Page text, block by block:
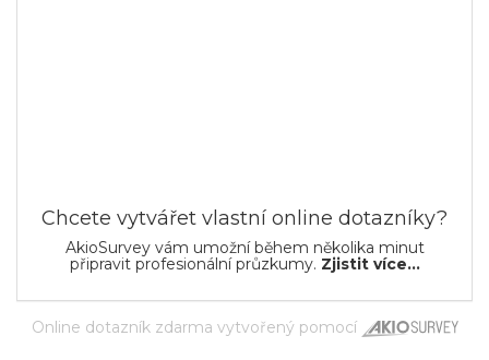
Chcete vytvářet vlastní online dotazníky?
AkioSurvey vám umožní během několika minut
připravit profesionální průzkumy. Zjistit více...
Online dotazník zdarma vytvořený pomocí